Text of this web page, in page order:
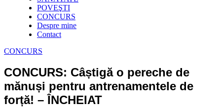
POVEŞTI
CONCURS
Despre mine
Contact
CONCURS
CONCURS: Câștigă o pereche de
mănuși pentru antrenamentele de
forță! – ÎNCHEIAT